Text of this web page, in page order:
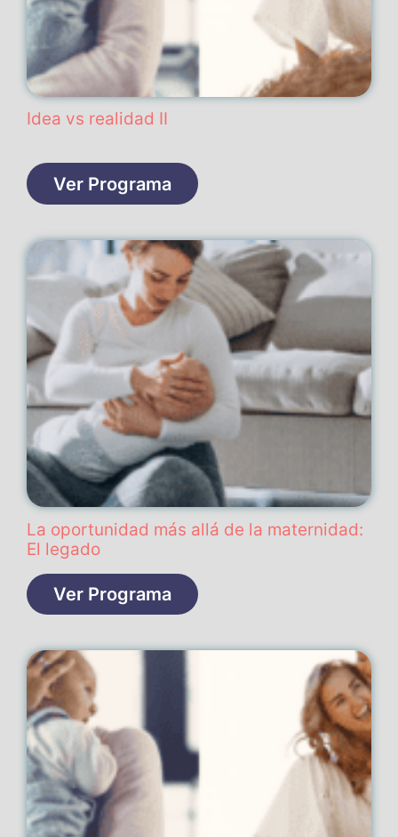
Idea vs realidad II
Ver Programa
La oportunidad más allá de la maternidad:
El legado
Ver Programa